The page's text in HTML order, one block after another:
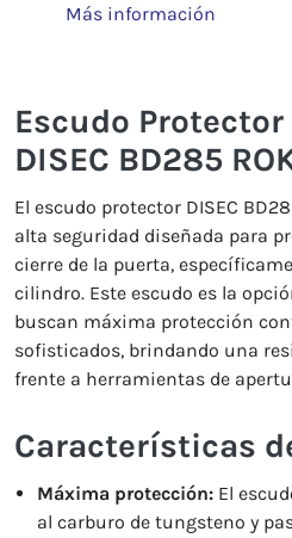
Más información
Escudo
DISEC BD285
El escudo protector DISEC
alta seguridad diseñada para
cierre de la puerta,
cilindro. Este escudo es la
buscan máxima protección
sofisticados, brindando una
frente a herramientas de
Características
Máxima protección: El
al carburo de tungsteno y